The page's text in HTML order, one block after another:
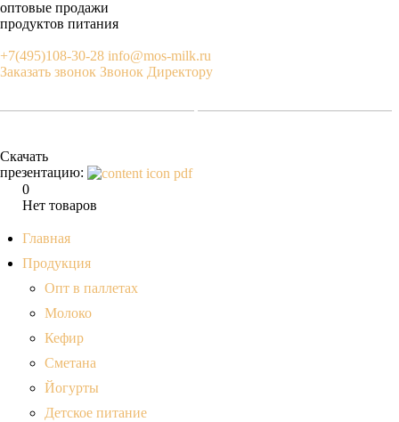
оптовые продажи
продуктов питания
+7(495)108-30-28 info@mos-milk.ru
Заказать звонок Звонок Директору
Скачать
презентацию:
0
Нет товаров
Главная
Продукция
Опт в паллетах
Молоко
Кефир
Сметана
Йогурты
Детское питание